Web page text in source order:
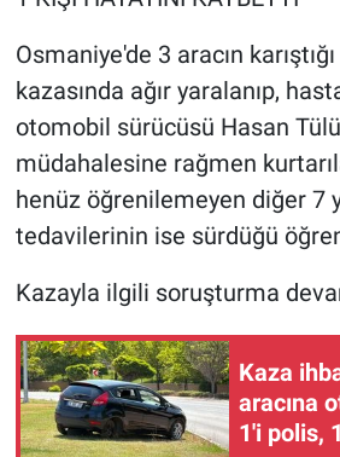
Osmaniye'de 3 aracın
kazasında ağır yaralanıp,
otomobil sürücüsü Hasan
müdahalesine rağmen
henüz öğrenilemeyen diğer 7
tedavilerinin ise sürdüğü
Kazayla ilgili soruşturma
Kaza
aracına
1'i polis,